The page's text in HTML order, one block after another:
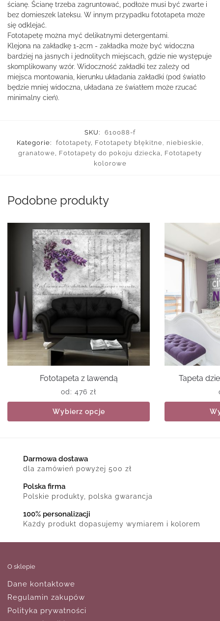
ścianę. Ścianę trzeba zagruntować, podłoże musi być zwarte i
bez domieszek lateksu. W innym przypadku fototapeta może
się odklejać.
Fototapetę można myć delikatnymi detergentami.
Klejona na zakładkę 1-2cm - zakładka może być widoczna
bardziej na jasnych i jednolitych miejscach, gdzie nie występuje
skomplikowany wzór. Widoczność zakładki tez zależy od
miejsca montowania, kierunku układania zakładki (pod światło
będzie mniej widoczna, układana ze światłem może rzucać
minimalny cień).
SKU:
610088-f
Kategorie:
fototapety, Fototapety błękitne, niebieskie,
granatowe, Fototapety do pokoju dziecka, Fototapety
kolorowe
Podobne produkty
Fototapeta z lawendą
od: 476 zł
Wybierz opcje
Tapeta
Darmowa dostawa
dla zamówień powyżej 500 zł
Polska firma
Polskie produkty, polska gwarancja
100% personalizacji
Każdy produkt dopasujemy wymiarem i kolorem
O sklepie
Dane kontaktowe
Regulamin zakupów
Polityka prywatności